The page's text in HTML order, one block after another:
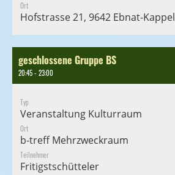
Ort
Hofstrasse 21, 9642 Ebnat-Kappel
geschlossene Gruppe BS
20:45 - 23:00
Typ
Veranstaltung Kulturraum
Ort
b-treff Mehrzweckraum
Teilnehmer
Fritigstschütteler